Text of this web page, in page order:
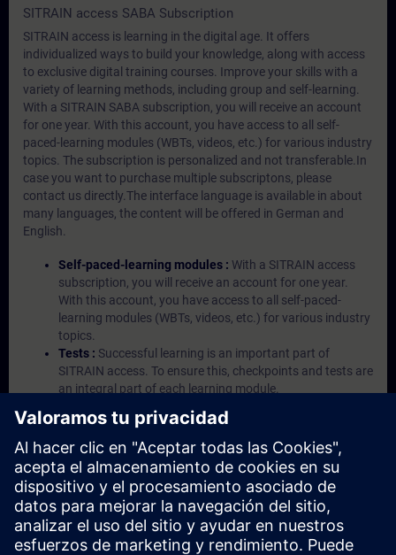
SITRAIN access SABA Subscription
SITRAIN access is learning in the digital age. It offers
individualized ways to build your knowledge, along with access
to exclusive digital training courses. Improve your skills with a
variety of learning methods, including group and self-learning.
With a SITRAIN SABA subscription, you will receive an account
for one year. With this account, you have access to all self-
paced-learning modules (WBTs, videos, etc.) for various industry
topics. The subscription is personalized and not transferable.In
case you want to purchase multiple subscriptons, please
contact us directly.The interface language is available in about
many languages, the content will be offered in German and
English.
Self-paced-learning modules : With a SITRAIN access
subscription, you will receive an account for one year.
With this account, you have access to all self-paced-
learning modules (WBTs, videos, etc.) for various industry
topics.
Tests : Successful learning is an important part of
SITRAIN access. To ensure this, checkpoints and tests are
an integral part of each learning module.
based environment with pre-installed software ( TIA
Portal etc.) In your first SITRAIN access subscription two
(2) hours for VE Lab are included.
Expert Talks :In regular webinars, you will receive first-
hand information from our experts on Siemens Industry
products.
Management Account :A management account is
possible if at least five (5) subscriptions are purchased.